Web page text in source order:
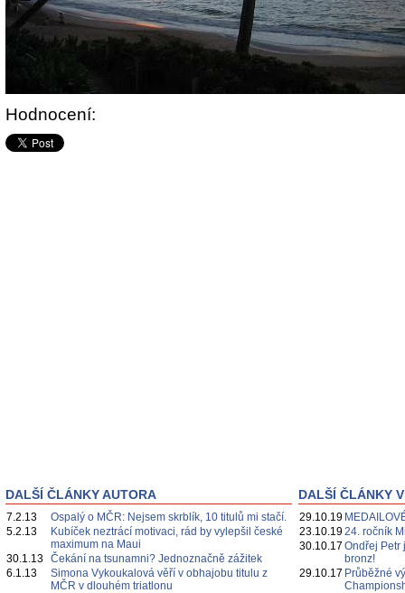
Hodnocení:
DALŠÍ ČLÁNKY AUTORA
7.2.13
Ospalý o MČR: Nejsem skrblík, 10 titulů mi stačí.
5.2.13
Kubíček neztrácí motivaci, rád by vylepšil české
maximum na Maui
30.1.13 Čekání na tsunamni? Jednoznačně zážitek
6.1.13
Simona Vykoukalová věří v obhajobu titulu z
MČR v dlouhém triatlonu
DALŠÍ ČLÁNKY
29.10.19
23.10.1924. ročník
30.10.17 Ondřej Petr
bronz!
29.10.17 Průběžné